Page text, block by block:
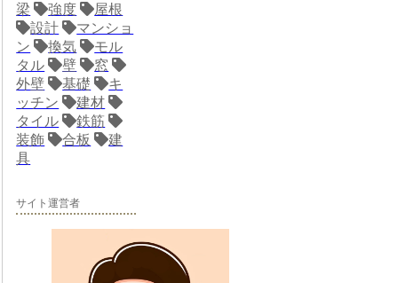
梁
強度
屋根
設計
マンショ
ン
換気
モル
タル
壁
窓
外壁
基礎
キ
ッチン
建材
タイル
鉄筋
装飾
合板
建
具
サイト運営者